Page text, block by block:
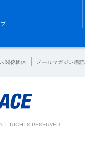
関係団体 メールマガジン購読
RIGHTS RESERVED.